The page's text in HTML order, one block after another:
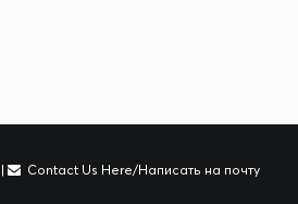
| Contact Us Here/Написать на почту